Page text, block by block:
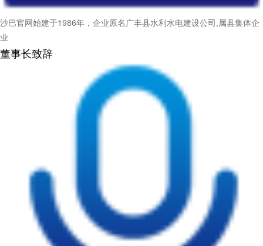
沙巴官网始建于1986年，企业原名广丰县水利水电建设公司,属县集体企
业
董事长致辞